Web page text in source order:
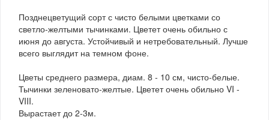
Позднецветущий сорт с чисто белыми цветками со
светло-желтыми тычинками. Цветет очень обильно с
июня до августа. Устойчивый и нетребовательный. Лучше
всего выглядит на темном фоне.
Цветы среднего размера, диам. 8 - 10 см, чисто-белые.
Тычинки зеленовато-желтые. Цветет очень обильно VI -
VIII.
Вырастает до 2-3м.